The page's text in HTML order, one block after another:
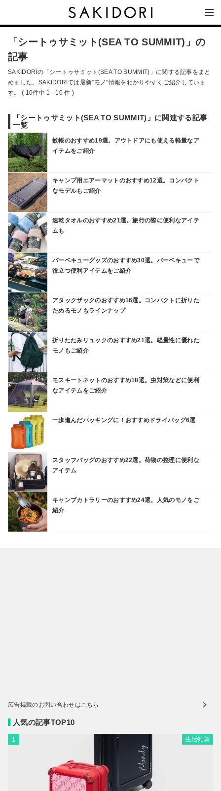
「シートゥサミット(SEA TO SUMMIT)」の
記事
SAKIDORIの「シートゥサミット(SEA TO SUMMIT)」に関する記事をまと
めました。SAKIDORIでは最新"モノ"情報をわかりやすくご紹介していま
す。 ( 10件中 1 - 10 件 )
「シートゥサミット(SEA TO SUMMIT)」に関連する記事
一覧
蚊帳のおすすめ19選。アウトドアにも使える軽量なア
イテムをご紹介
キャンプ用エアーマットのおすすめ12選。コンパクト
なモデルもご紹介
速乾タオルのおすすめ21選。旅行の際に便利なアイテ
ムも
バーベキューグッズのおすすめ30選。バーベキューで
役立つ便利アイテムをご紹介
アタックザックのおすすめ16選。コンパクトに折りた
ためるモノもラインナップ
折りたたみリュックのおすすめ21選。軽量性に優れた
モノもご紹介
モスキートネットのおすすめ18選。虫対策などに便利
なアイテムをご紹介
一歩進んだパッキングに！おすすめドライバッグ6選
スタッフバッグのおすすめ22選。荷物の整理に便利な
アイテム
キャンプカトラリーのおすすめ24選。人気のモノをご
紹介
広告掲載のお問い合わせはこちら
人気の記事TOP10
1 生活雑貨